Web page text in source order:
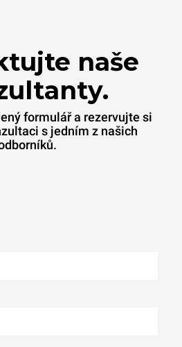
naše
formulář a rezervujte si
s jedním z našich